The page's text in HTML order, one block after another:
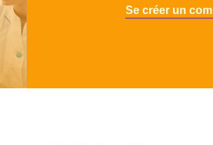
Se créer un